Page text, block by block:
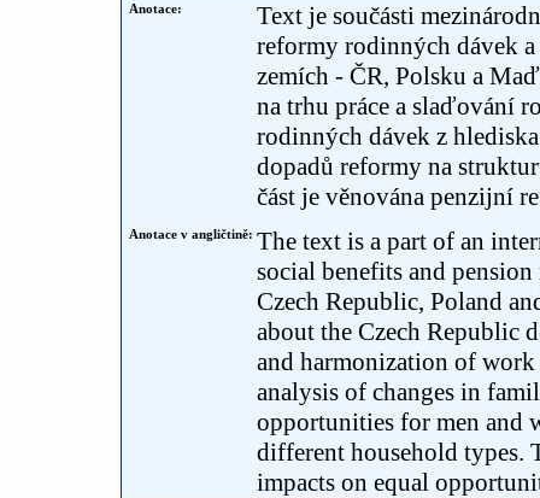
Anotace:
Text je součásti
reformy rodinných dávek
zemích - ČR, Polsku a
na trhu práce a slaďování
rodinných dávek z
dopadů reformy na
část je věnována penzijní
Anotace v angličtině: The text is a part of an
social benefits and
Czech Republic, Poland
about the Czech Republic
and harmonization of
analysis of changes in
opportunities for men and
different household types.
impacts on equal